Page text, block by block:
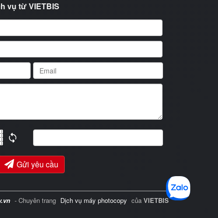
vụ từ VIETBIS
Gửi yêu cầu
- Chuyên trang Dịch vụ máy photocopy của VIETBIS